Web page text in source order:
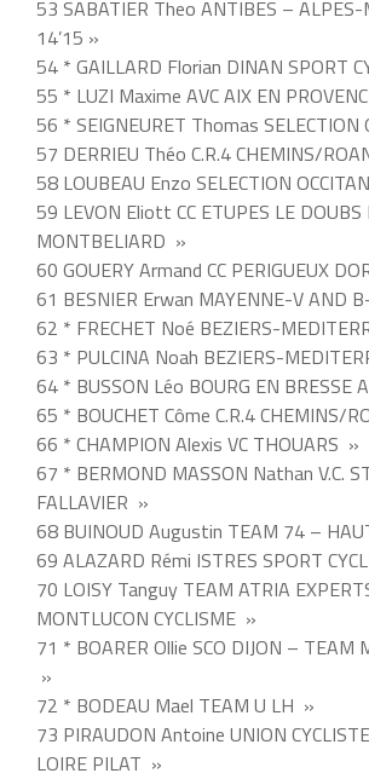
53 SABATIER Theo ANTIBES –
14’15 »
54 * GAILLARD Florian DINAN SPORT
55 * LUZI Maxime AVC AIX EN
56 * SEIGNEURET Thomas SELECTION
57 DERRIEU Théo C.R.4 CHEMINS/
58 LOUBEAU Enzo SELECTION
59 LEVON Eliott CC ETUPES LE DOUBS
MONTBELIARD »
60 GOUERY Armand CC PERIGUEUX
61 BESNIER Erwan MAYENNE-V AND
62 * FRECHET Noé BEZIERS-
63 * PULCINA Noah BEZIERS-
64 * BUSSON Léo BOURG EN BRESSE
65 * BOUCHET Côme C.R.4 CHEMINS/
66 * CHAMPION Alexis VC THOUARS »
67 * BERMOND MASSON Nathan V.C.
FALLAVIER »
68 BUINOUD Augustin TEAM 74 –
69 ALAZARD Rémi ISTRES SPORT
70 LOISY Tanguy TEAM ATRIA
MONTLUCON CYCLISME »
71 * BOARER Ollie SCO DIJON – TEAM
»
72 * BODEAU Mael TEAM U LH »
73 PIRAUDON Antoine UNION
LOIRE PILAT »